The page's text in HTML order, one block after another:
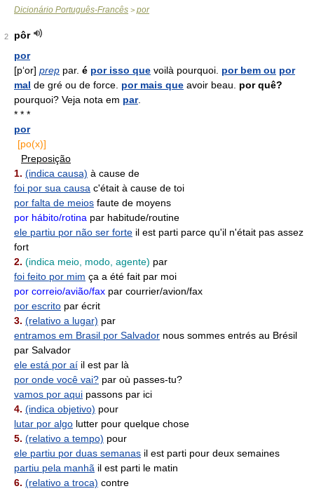
Dicionário Português-Francês > por
2
pôr
por
[p‘or] prep par. é por isso que voilà pourquoi. por bem ou por
mal de gré ou de force. por mais que avoir beau. por quê?
pourquoi? Veja nota em par.
* * *
por
[po(x)]
Preposição
1. (indica causa) à cause de
foi por sua causa c'était à cause de toi
por falta de meios faute de moyens
por hábito/rotina par habitude/routine
ele partiu por não ser forte il est parti parce qu'il n'était pas assez
fort
2. (indica meio, modo, agente) par
foi feito por mim ça a été fait par moi
por correio/avião/fax par courrier/avion/fax
por escrito par écrit
3. (relativo a lugar) par
entramos em Brasil por Salvador nous sommes entrés au Brésil
par Salvador
ele está por aí il est par là
por onde você vai? par où passes-tu?
vamos por aqui passons par ici
4. (indica objetivo) pour
lutar por algo lutter pour quelque chose
5. (relativo a tempo) pour
ele partiu por duas semanas il est parti pour deux semaines
partiu pela manhã il est parti le matin
6. (relativo a troca) contre